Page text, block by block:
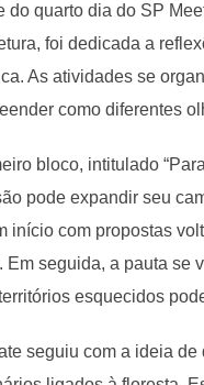
do quarto dia do SP
foi dedicada a
As atividades se
como diferentes
bloco, intitulado
pode expandir seu
início com propostas
Em seguida, a pauta se
esquecidos
seguiu com a ideia